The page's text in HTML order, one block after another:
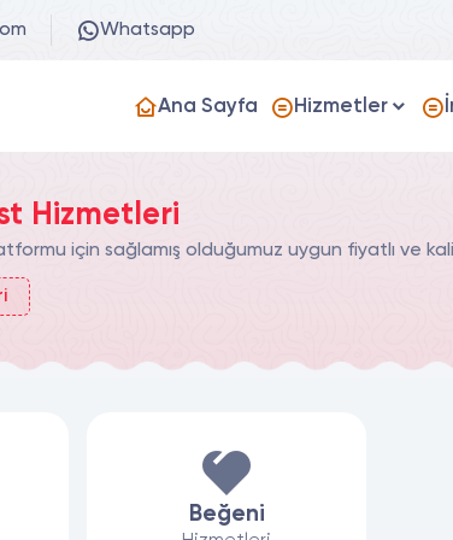
Whatsapp
Ana Sayfa Hizmetler
Hizmetleri
için sağlamış olduğumuz uygun fiyatlı ve
Beğeni